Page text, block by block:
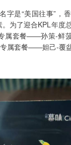
字是“美国往事”，
。为了迎合KPL年度
属套餐——孙策-鲜
属套餐——妲己-覆